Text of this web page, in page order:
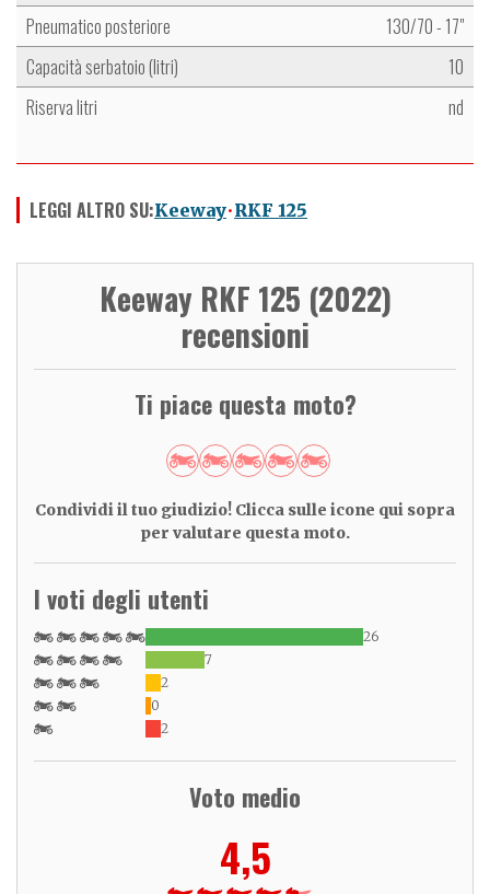
Pneumatico posteriore
130/70 - 17"
Capacità serbatoio (litri)
10
Riserva litri
nd
LEGGI ALTRO SU:Keeway RKF 125
Keeway RKF 125 (2022)
recensioni
Ti piace questa moto?
Condividi il tuo giudizio! Clicca sulle icone qui sopra
per valutare questa moto.
I voti degli utenti
26
7
2
0
2
Voto medio
4,5